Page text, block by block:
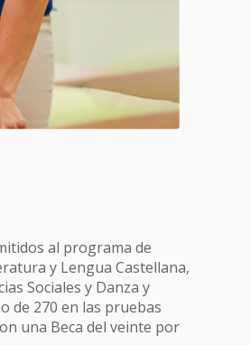
al programa de
y Lengua Castellana,
Sociales y Danza y
de 270 en las pruebas
una Beca del veinte por